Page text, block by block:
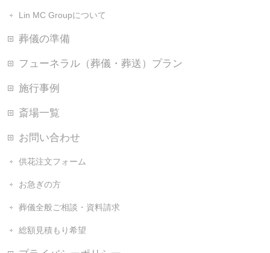
Lin MC Groupについて
葬儀の準備
フューネラル（葬儀・葬送）プラン
施行事例
斎場一覧
お問い合わせ
供花注文フォーム
お急ぎの方
葬儀全般ご相談・資料請求
総額見積もり希望